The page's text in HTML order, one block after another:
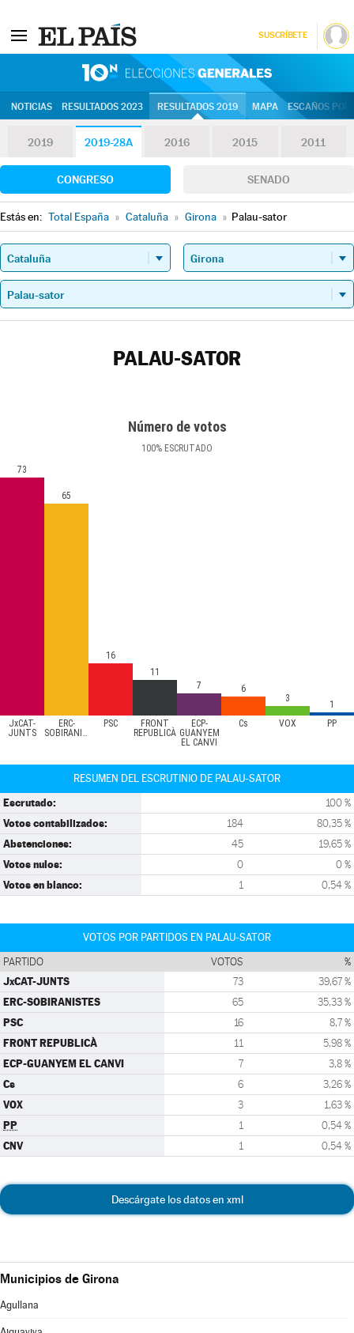
SUSCRÍBETE
NOTICIAS RESULTADOS 2023 RESULTADOS 2019 MAPA ESCAÑOS
2019 2019-28A 2016 2015 2011
CONGRESO SENADO
Estás en: Total España » Cataluña » Girona » Palau-sator
PALAU-SATOR
Número de votos
100% ESCRUTADO
JxCAT-
JUNTS
ERC-
SOBIRANISTES
PSC
FRONT
REPUBLICÀ
ECP-
GUANYEM
EL CANVI
Cs VOX PP
73
65
16
11
7
6
3
1
RESUMEN DEL ESCRUTINIO DE PALAU-SATOR
Escrutado: 100 %
Votos contabilizados: 184 80,35 %
Abstenciones: 45 19,65 %
Votos nulos: 0 0 %
Votos en blanco: 1 0,54 %
VOTOS POR PARTIDOS EN PALAU-SATOR
PARTIDO VOTOS %
JxCAT-JUNTS 73 39,67 %
ERC-SOBIRANISTES 65 35,33 %
PSC 16 8,7 %
FRONT REPUBLICÀ 11 5,98 %
ECP-GUANYEM EL CANVI 7 3,8 %
Cs 6 3,26 %
VOX 3 1,63 %
PP 1 0,54 %
CNV 1 0,54 %
Descárgate los datos en xml
Municipios de Girona
Agullana